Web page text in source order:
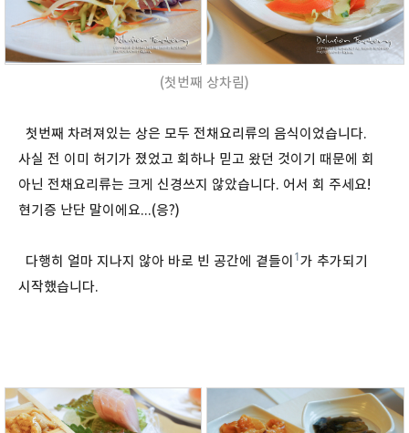
(첫번째 상차림)
첫번째 차려져있는 상은 모두 전채요리류의 음식이었습니다.
사실 전 이미 허기가 졌었고 회하나 믿고 왔던 것이기 때문에 회
아닌 전채요리류는 크게 신경쓰지 않았습니다. 어서 회 주세요!
현기증 난단 말이에요...(응?)
다행히 얼마 지나지 않아 바로 빈 공간에 곁들이1가 추가되기
시작했습니다.